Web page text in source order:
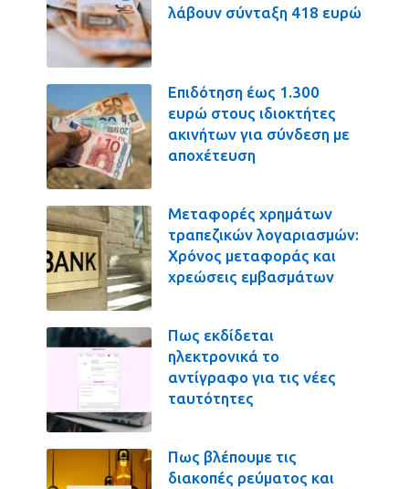
λάβουν σύνταξη 418 ευρώ
Επιδότηση έως 1.300
ευρώ στους ιδιοκτήτες
ακινήτων για σύνδεση με
αποχέτευση
Μεταφορές χρημάτων
τραπεζικών λογαριασμών:
Χρόνος μεταφοράς και
χρεώσεις εμβασμάτων
Πως εκδίδεται
ηλεκτρονικά το
αντίγραφο για τις νέες
ταυτότητες
Πως βλέπουμε τις
διακοπές ρεύματος και